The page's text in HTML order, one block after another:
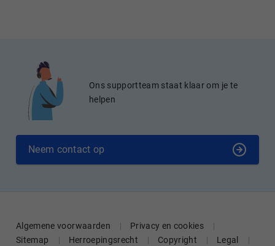
Ons supportteam staat klaar om je te
helpen
Neem contact op
Algemene voorwaarden
Privacy en cookies
Sitemap
Herroepingsrecht Copyright
Legal